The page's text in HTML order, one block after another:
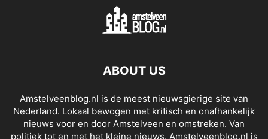
ABOUT US
Amstelveenblog.nl is de meest nieuwsgierige site van
Nederland. Lokaal bewogen met kritisch en onafhankelijk
nieuws voor en door Amstelveen en omstreken. Van
politiek tot en met het kleine nieuws. Amstelveenblog.nl is